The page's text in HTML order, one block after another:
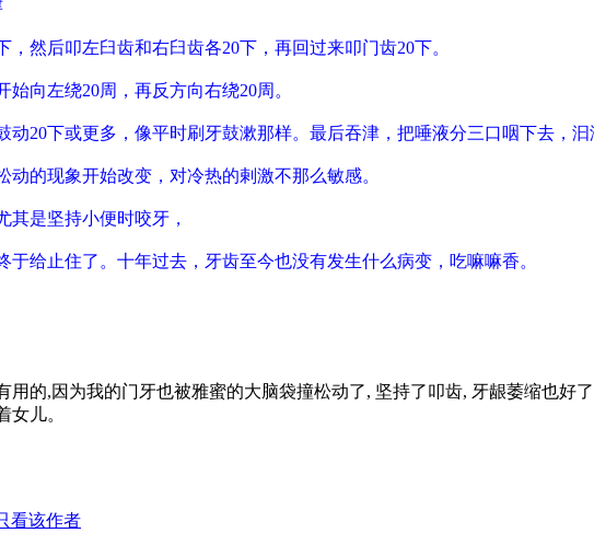
然后叩左臼齿和右臼齿各20下，再回过来叩门齿20下。
向左绕20周，再反方向右绕20周。
动20下或更多，像平时刷牙鼓漱那样。最后吞津，把唾液分三口咽下去，
的现象开始改变，对冷热的剌激不那么敏感。
其是坚持小便时咬牙，
于给止住了。十年过去，牙齿至今也没有发生什么病变，吃嘛嘛香。
用的,因为我的门牙也被雅蜜的大脑袋撞松动了, 坚持了叩齿, 牙龈萎缩也好
女儿。
看该作者